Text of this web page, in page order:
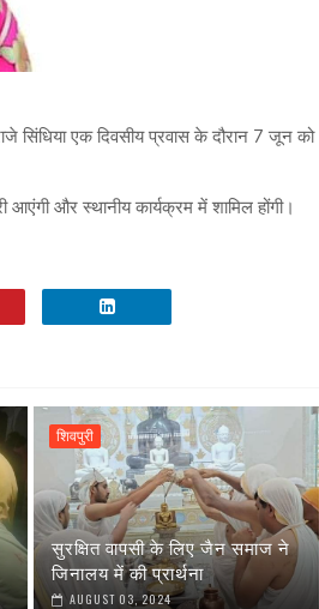
सिंधिया एक दिवसीय प्रवास के दौरान 7 जून को
आएंगी और स्थानीय कार्यक्रम में शामिल होंगी।
शिवपुरी
सुरक्षित वापसी के लिए जैन समाज ने
जिनालय में की प्रार्थना
AUGUST 03, 2024